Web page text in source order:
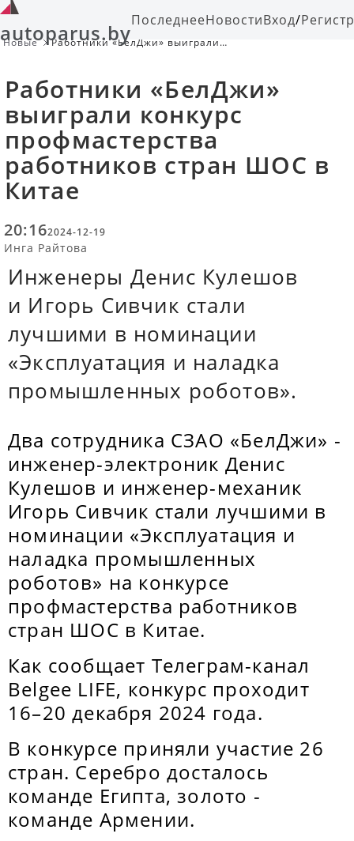
autoparus.byПоследнееНовостиВход/
Новые
Работники «БелДжи» выиграли
Работники «БелДжи»
выиграли конкурс
профмастерства
работников стран ШОС в
Китае
20:162024-12-19
Инга Райтова
Инженеры Денис Кулешов
и Игорь Сивчик стали
лучшими в номинации
«Эксплуатация и наладка
промышленных роботов».
Два сотрудника СЗАО «БелДжи» -
инженер-электроник Денис
Кулешов и инженер-механик
Игорь Сивчик стали лучшими в
номинации «Эксплуатация и
наладка промышленных
роботов» на конкурсе
профмастерства работников
стран ШОС в Китае.
Как сообщает Телеграм-канал
Belgee LIFE, конкурс проходит
16–20 декабря 2024 года.
В конкурсе приняли участие 26
стран. Серебро досталось
команде Египта, золото -
команде Армении.